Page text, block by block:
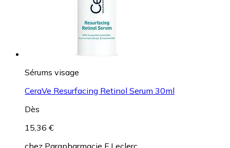
Sérums visage
CeraVe Resurfacing Retinol Serum 30ml
Dès
15,36 €
chez Parapharmacie E.Leclerc